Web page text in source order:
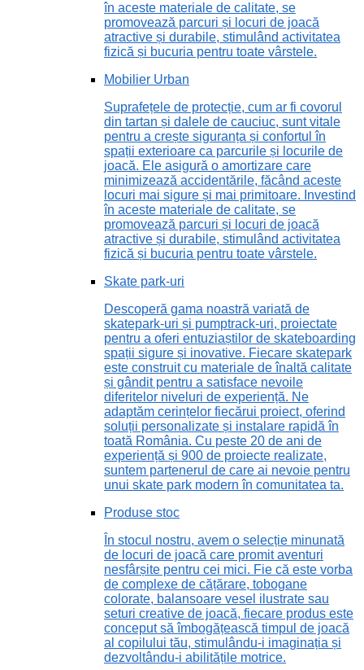
în aceste materiale de calitate, se
promovează parcuri și locuri de joacă
atractive și durabile, stimulând activitatea
fizică și bucuria pentru toate vârstele.
Mobilier Urban
Suprafețele de protecție, cum ar fi covorul
din tartan și dalele de cauciuc, sunt vitale
pentru a crește siguranța și confortul în
spații exterioare ca parcurile și locurile de
joacă. Ele asigură o amortizare care
minimizează accidentările, făcând aceste
locuri mai sigure și mai primitoare. Investind
în aceste materiale de calitate, se
promovează parcuri și locuri de joacă
atractive și durabile, stimulând activitatea
fizică și bucuria pentru toate vârstele.
Skate park-uri
Descoperă gama noastră variată de
skatepark-uri și pumptrack-uri, proiectate
pentru a oferi entuziaștilor de skateboarding
spații sigure și inovative. Fiecare skatepark
este construit cu materiale de înaltă calitate
și gândit pentru a satisface nevoile
diferitelor niveluri de experiență. Ne
adaptăm cerințelor fiecărui proiect, oferind
soluții personalizate și instalare rapidă în
toată România. Cu peste 20 de ani de
experiență și 900 de proiecte realizate,
suntem partenerul de care ai nevoie pentru
unui skate park modern în comunitatea ta.
Produse stoc
În stocul nostru, avem o selecție minunată
de locuri de joacă care promit aventuri
nesfârșite pentru cei mici. Fie că este vorba
de complexe de cățărare, tobogane
colorate, balansoare vesel ilustrate sau
seturi creative de joacă, fiecare produs este
conceput să îmbogățească timpul de joacă
al copilului tău, stimulându-i imaginația și
dezvoltându-i abilitățile motrice.